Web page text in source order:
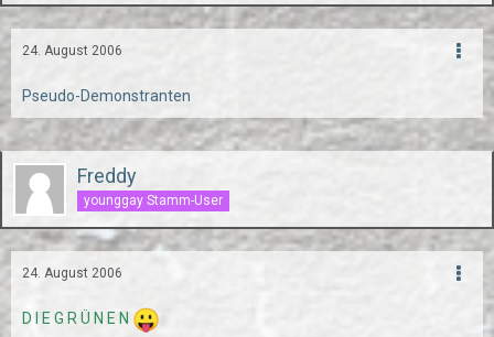
24. August 2006
Pseudo-Demonstranten
Freddy
younggay Stamm-User
24. August 2006
D I E G R Ü N E N